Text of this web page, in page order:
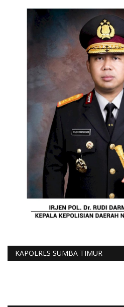
KAPOLRES SUMBA TIMUR